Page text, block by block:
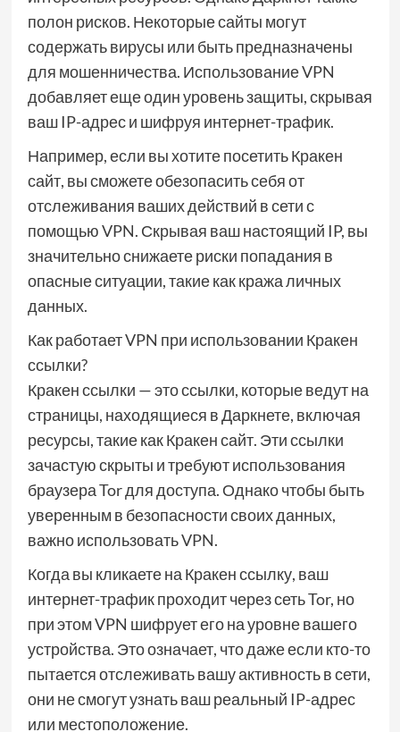
полон рисков. Некоторые сайты могут
содержать вирусы или быть предназначены
для мошенничества. Использование VPN
добавляет еще один уровень защиты, скрывая
ваш IP-адрес и шифруя интернет-трафик.
Например, если вы хотите посетить Кракен
сайт, вы сможете обезопасить себя от
отслеживания ваших действий в сети с
помощью VPN. Скрывая ваш настоящий IP, вы
значительно снижаете риски попадания в
опасные ситуации, такие как кража личных
данных.
Как работает VPN при использовании Кракен
ссылки?
Кракен ссылки — это ссылки, которые ведут на
страницы, находящиеся в Даркнете, включая
ресурсы, такие как Кракен сайт. Эти ссылки
зачастую скрыты и требуют использования
браузера Tor для доступа. Однако чтобы быть
уверенным в безопасности своих данных,
важно использовать VPN.
Когда вы кликаете на Кракен ссылку, ваш
интернет-трафик проходит через сеть Tor, но
при этом VPN шифрует его на уровне вашего
устройства. Это означает, что даже если кто-то
пытается отслеживать вашу активность в сети,
они не смогут узнать ваш реальный IP-адрес
или местоположение.